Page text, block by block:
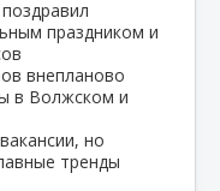
праздником и
внепланово
в Волжском и
но
тренды